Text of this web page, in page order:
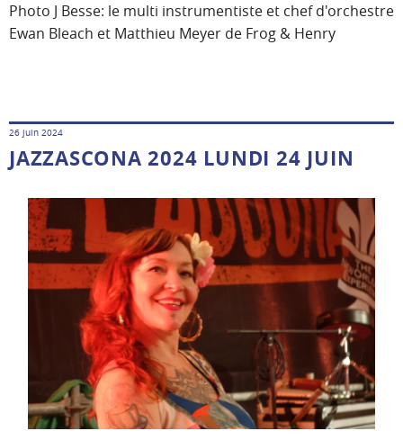
Photo J Besse: le multi instrumentiste et chef d'orchestre
Ewan Bleach et Matthieu Meyer de Frog & Henry
26 juin 2024
JAZZASCONA 2024 LUNDI 24 JUIN